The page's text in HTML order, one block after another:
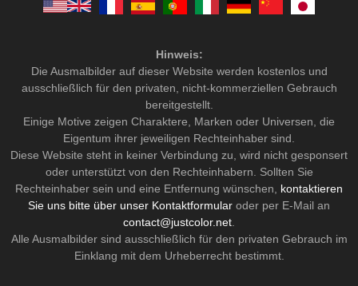
Hinweis:
Die Ausmalbilder auf dieser Website werden kostenlos und
ausschließlich für den privaten, nicht-kommerziellen Gebrauch
bereitgestellt.
Einige Motive zeigen Charaktere, Marken oder Universen, die
Eigentum ihrer jeweiligen Rechteinhaber sind.
Diese Website steht in keiner Verbindung zu, wird nicht gesponsert
oder unterstützt von den Rechteinhabern. Sollten Sie
Rechteinhaber sein und eine Entfernung wünschen, kontaktieren
Sie uns bitte über unser Kontaktformular oder per E-Mail an
contact@justcolor.net
Alle Ausmalbilder sind ausschließlich für den privaten Gebrauch im
Einklang mit dem Urheberrecht bestimmt.